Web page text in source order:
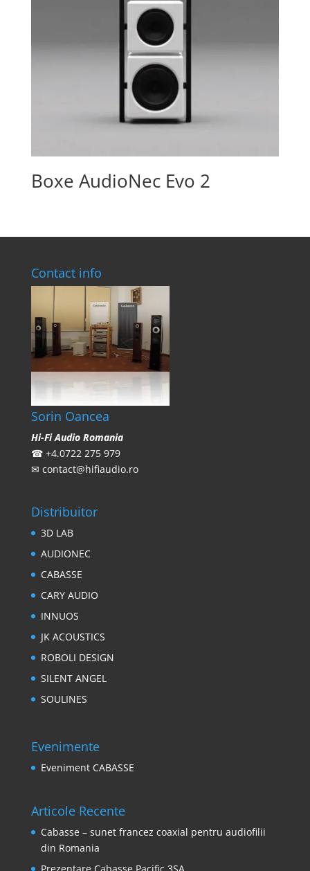
Boxe AudioNec Evo 2
Contact info
Sorin Oancea
Hi-Fi Audio Romania
☎ +4.0722 275 979
✉ contact@hifiaudio.ro
Distribuitor
3D LAB
AUDIONEC
CABASSE
CARY AUDIO
INNUOS
JK ACOUSTICS
ROBOLI DESIGN
SILENT ANGEL
SOULINES
Evenimente
Eveniment CABASSE
Articole Recente
Cabasse – sunet francez coaxial pentru audiofilii
din Romania
Prezentare Cabasse Pacific 3SA